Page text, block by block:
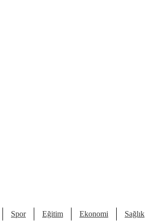
Spor Eğitim Ekonomi Sağlık